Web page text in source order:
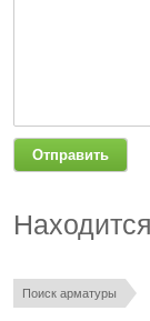
Поиск арматуры